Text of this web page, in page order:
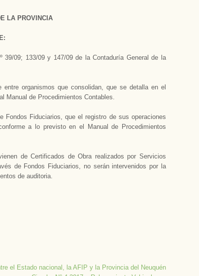
LA PROVINCIA
39/09; 133/09 y 147/09 de la Contaduría General de la
entre organismos que consolidan, que se detalla en el
Manual de Procedimientos Contables.
Fiduciarios, que el registro de sus operaciones
a lo previsto en el Manual de Procedimientos
de Certificados de Obra realizados por Servicios
de Fondos Fiduciarios, no serán intervenidos por la
de auditoria.
el Estado nacional, la AFIP y la Provincia del Neuquén